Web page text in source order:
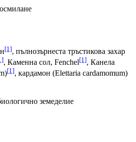
[1], пълнозърнеста тръстикова захар
, Каменна сол, Fenchel[1], Канела
[1], кардамон (Elettaria cardamomum)
земеделие